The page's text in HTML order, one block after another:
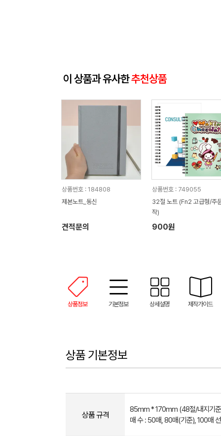
이 상품과 유사한추천상품
상품번호 : 184808
제본노트_동신
견적문의
상품번호 : 749055
32절 노트 (Fn2 고급형/주
작)
900원
상품정보 기본정보 상세설명 제작가이드
상품 기본정보
상품 규격
85mm * 170mm (48절/내지기
매 수 : 50매, 80매(기준), 100매